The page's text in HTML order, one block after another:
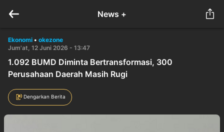
News +
Ekonomi • okezone
Jum'at, 12 Juni 2026 - 13:47
1.092 BUMD Diminta Bertransformasi, 300
Perusahaan Daerah Masih Rugi
Dengarkan Berita